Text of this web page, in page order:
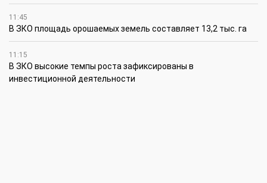
11:45
В ЗКО площадь орошаемых земель составляет 13,2 тыс. га
11:15
В ЗКО высокие темпы роста зафиксированы в
инвестиционной деятельности